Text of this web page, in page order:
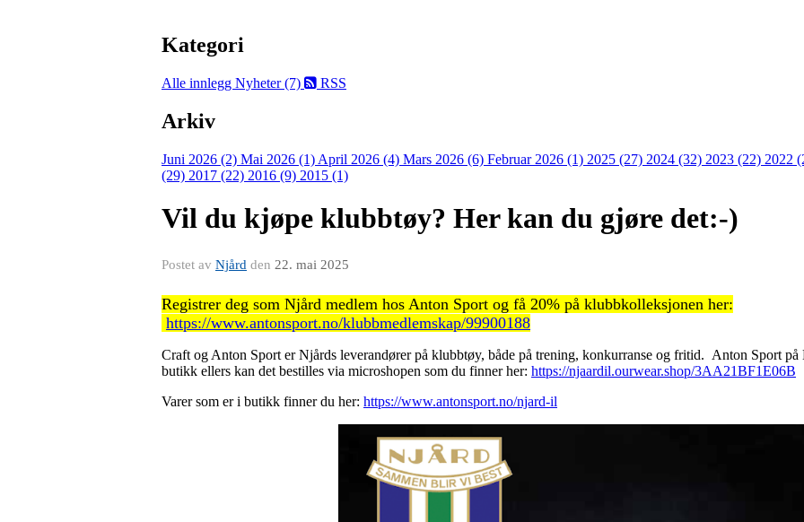
Kategori
Alle innlegg Nyheter (7) RSS
Arkiv
Juni 2026 (2) Mai 2026 (1) April 2026 (4) Mars 2026 (6) Februar 2026 (1) 2025 (27) 2024 (32) 2023 (22) 2022
(29) 2017 (22) 2016 (9) 2015 (1)
Vil du kjøpe klubbtøy? Her kan du gjøre det:-)
Postet av Njård den 22. mai 2025
Registrer deg som Njård medlem hos Anton Sport og få 20% på klubbkolleksjonen her:
https://www.antonsport.no/klubbmedlemskap/99900188
Craft og Anton Sport er Njårds leverandører på klubbtøy, både på trening, konkurranse og fritid. Anton Sport på
butikk ellers kan det bestilles via microshopen som du finner her: https://njaardil.ourwear.shop/3AA21BF1E06B
Varer som er i butikk finner du her: https://www.antonsport.no/njard-il